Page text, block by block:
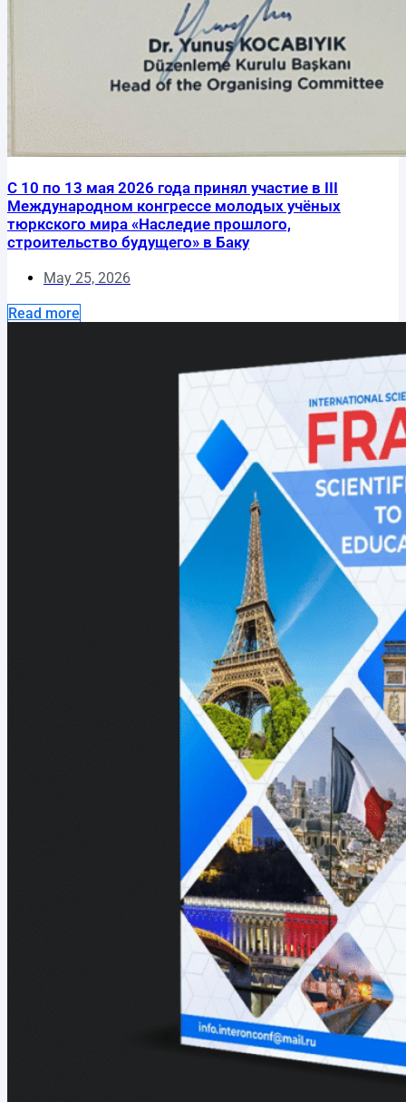
С 10 по 13 мая 2026 года принял участие в III
Международном конгрессе молодых учёных
тюркского мира «Наследие прошлого,
строительство будущего» в Баку
May 25, 2026
Read more